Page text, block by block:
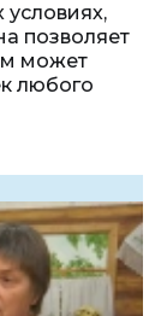
позволяет
может
любого